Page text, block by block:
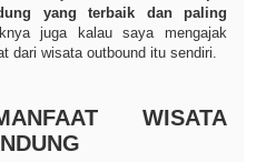
yang terbaik dan paling
juga kalau saya mengajak
dari wisata outbound itu sendiri.
WISATA